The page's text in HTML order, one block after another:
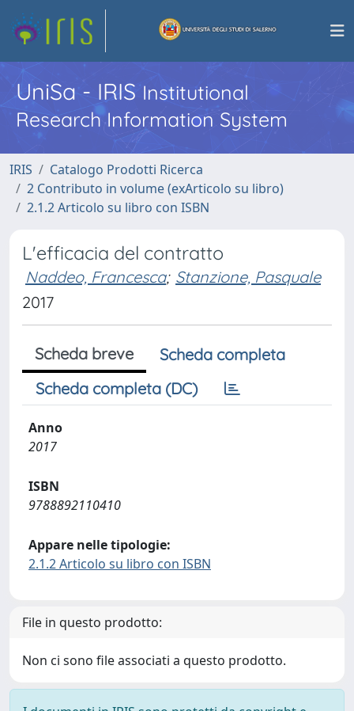
UniSa - IRISInstitutional
Research Information System
IRIS
Catalogo Prodotti Ricerca
2 Contributo in volume (exArticolo su libro)
2.1.2 Articolo su libro con ISBN
L'efficacia del contratto
Naddeo, Francesca; Stanzione, Pasquale
2017
Scheda breve
Scheda completa
Scheda completa (DC)
Anno
2017
ISBN
9788892110410
Appare nelle tipologie:
2.1.2 Articolo su libro con ISBN
File in questo prodotto:
Non ci sono file associati a questo prodotto.